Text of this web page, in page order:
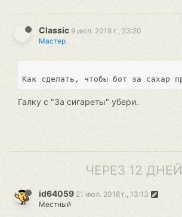
Classic 9 июл. 2018 г., 23:20
Мастер
Галку с "За сигареты" убери.
ЧЕРЕЗ 12 ДНЕЙ
id64059 21 июл. 2018 г., 13:13
Местный